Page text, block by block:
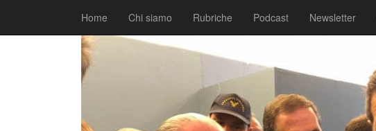
Home Chi siamo Rubriche Podcast Newsletter